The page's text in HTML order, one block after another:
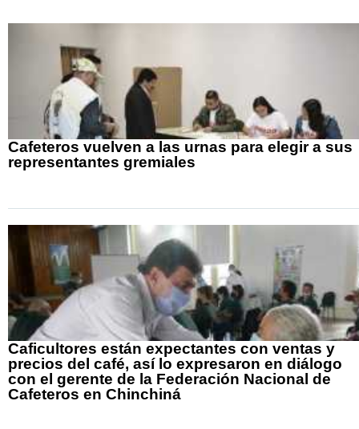
Cafeteros vuelven a las urnas para elegir a sus
representantes gremiales
Caficultores están expectantes con ventas y
precios del café, así lo expresaron en diálogo
con el gerente de la Federación Nacional de
Cafeteros en Chinchiná